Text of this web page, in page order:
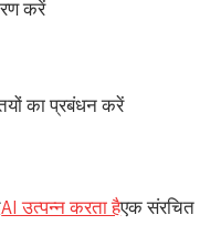
करें
का प्रबंधन करें
AI उत्पन्न करता हैएक संरचित